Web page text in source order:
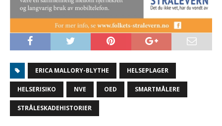
ERICA MALLORY-BLYTHE HELSEPLAGER
HELSERISIKO NVE OED SMARTMÅLERE
STRÅLESKADEHISTORIER